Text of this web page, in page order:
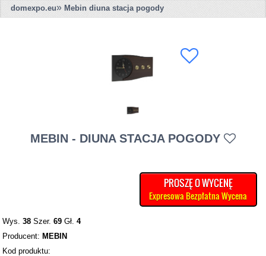
domexpo.eu» Mebin diuna stacja pogody
MEBIN - DIUNA STACJA POGODY
PROSZĘ O WYCENĘ
Expresowa Bezpłatna Wycena
Wys.38 Szer.69 Gł.4
Producent: MEBIN
Kod produktu: